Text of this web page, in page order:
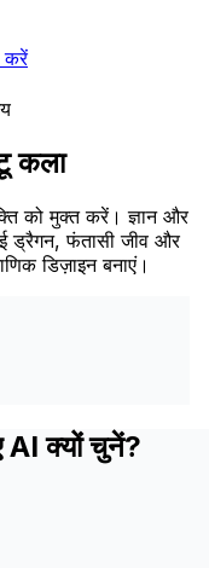
करें
कला
को मुक्त करें। ज्ञान और
ड्रैगन, फंतासी जीव और
डिज़ाइन बनाएं।
AI क्यों चुनें?